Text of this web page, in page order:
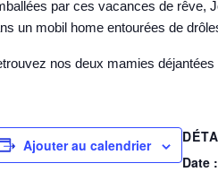
par ces vacances de rêve,
un mobil home entourées de
nos deux mamies
Ajouter au calendrier
Date :